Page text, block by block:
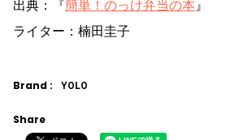
出典：『簡単！のっけ弁当の本』
ライター：楠田圭子
Brand : YOLO
Share